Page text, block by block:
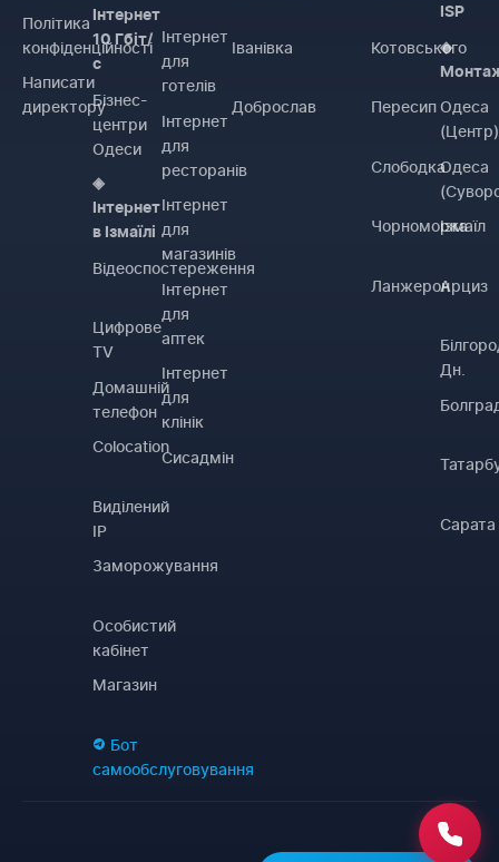
Політика
конфіденційності
Написати
директору
Інтернет
10 Гбіт/
с
Бізнес-
центри
Одеси
◈
Інтернет
в Ізмаїлі
Відеоспостереження
Цифрове
TV
Домашній
телефон
Colocation
Виділений
IP
Заморожування
Особистий
кабінет
Магазин
Бот
самообслуговування
Інтернет
для
готелів
Інтернет
для
ресторанів
Інтернет
для
магазинів
Інтернет
для
аптек
Інтернет
для
клінік
Сисадмін
Іванівка
Доброслав
Котовського
Пересип
Слободка
Чорноморка
Ланжерон
ISP
◈
Одеса
(Центр)
Одеса
Ізмаїл
Арциз
Дн.
Сарата